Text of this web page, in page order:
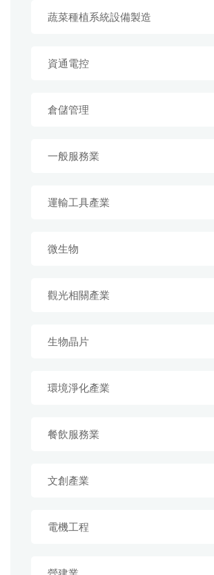
蔬菜種植系統設備製造
資通電控
倉儲管理
一般服務業
運輸工具產業
微生物
觀光相關產業
生物晶片
環境淨化產業
餐飲服務業
文創產業
電機工程